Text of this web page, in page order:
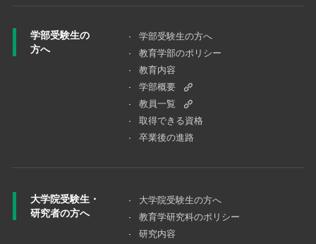
学部受験生の
方へ
学部受験生の方へ
教育学部のポリシー
教育内容
学部概要
教員一覧
取得できる資格
卒業後の進路
大学院受験生・
研究者の方へ
大学院受験⽣の⽅へ
教育学研究科のポリシー
研究内容